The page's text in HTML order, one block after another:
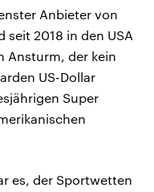
Anbieter von
seit 2018 in den USA
Ansturm, der kein
US-Dollar
Super
es, der Sportwetten